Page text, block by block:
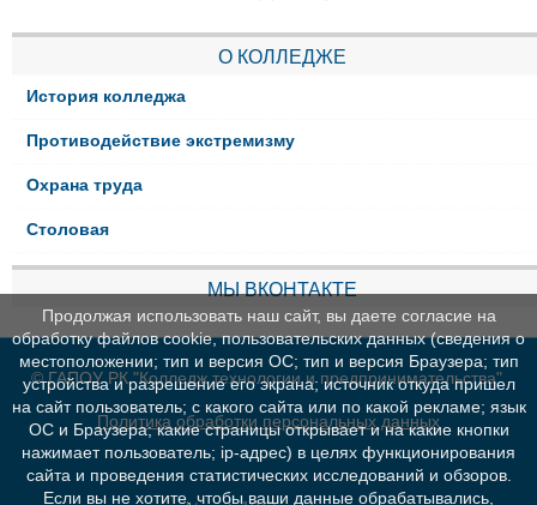
О КОЛЛЕДЖЕ
История колледжа
Противодействие экстремизму
Охрана труда
Столовая
МЫ ВКОНТАКТЕ
© ГАПОУ РК "Колледж технологии и предпринимательства"
Политика обработки персональных данных
Продолжая использовать наш сайт, вы даете согласие на
обработку файлов cookie, пользовательских данных (сведения о
местоположении; тип и версия ОС; тип и версия Браузера; тип
устройства и разрешение его экрана; источник откуда пришел
на сайт пользователь; с какого сайта или по какой рекламе; язык
ОС и Браузера; какие страницы открывает и на какие кнопки
нажимает пользователь; ip-адрес) в целях функционирования
сайта и проведения статистических исследований и обзоров.
Если вы не хотите, чтобы ваши данные обрабатывались,